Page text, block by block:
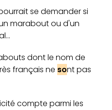
se demander si
marabout ou d'un
dont le nom de
français ne sont pas
compte parmi les